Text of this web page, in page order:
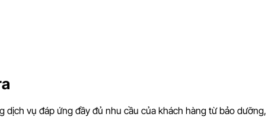
dịch vụ đáp ứng đầy đủ nhu cầu của khách hàng từ bảo